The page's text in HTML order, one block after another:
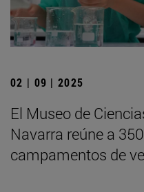
02 | 09 | 2025
El Museo de
Navarra reúne a
campamentos de